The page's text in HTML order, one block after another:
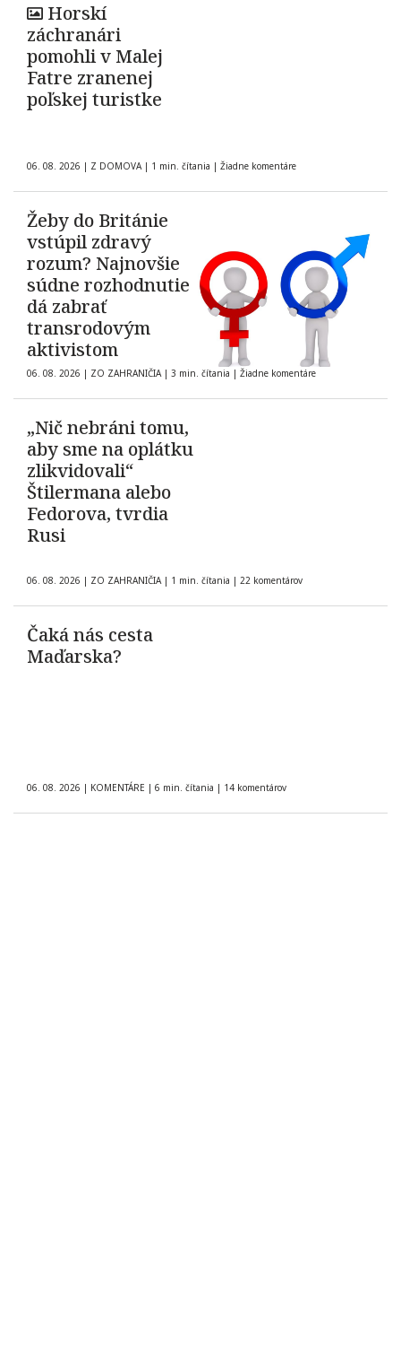
Horskí
záchranári
pomohli v Malej
Fatre zranenej
poľskej turistke
06. 08. 2026 | Z DOMOVA | 1 min. čítania | Žiadne komentáre
Žeby do Británie
vstúpil zdravý
rozum? Najnovšie
súdne rozhodnutie
dá zabrať
transrodovým
aktivistom
06. 08. 2026 | ZO ZAHRANIČIA | 3 min. čítania | Žiadne komentáre
„Nič nebráni tomu,
aby sme na oplátku
zlikvidovali“
Štilermana alebo
Fedorova, tvrdia
Rusi
06. 08. 2026 | ZO ZAHRANIČIA | 1 min. čítania | 22 komentárov
Čaká nás cesta
Maďarska?
06. 08. 2026 | KOMENTÁRE | 6 min. čítania | 14 komentárov